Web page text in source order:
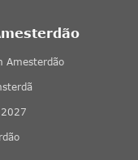
Amesterdão